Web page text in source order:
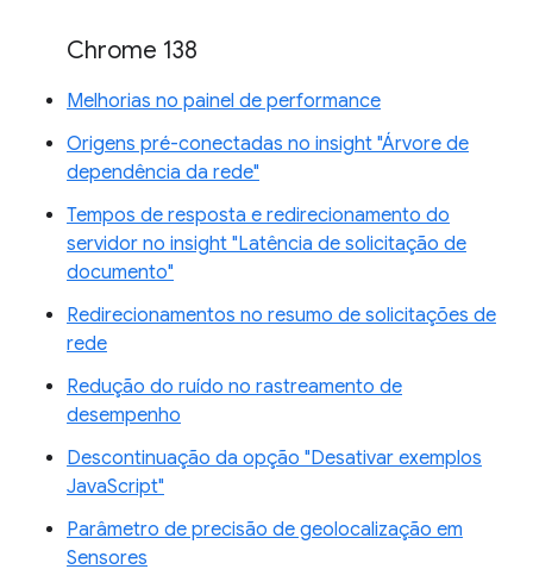
Chrome 138
Melhorias no painel de performance
Origens pré-conectadas no insight "Árvore de
dependência da rede"
Tempos de resposta e redirecionamento do
servidor no insight "Latência de solicitação de
documento"
Redirecionamentos no resumo de solicitações de
rede
Redução do ruído no rastreamento de
desempenho
Descontinuação da opção "Desativar exemplos
JavaScript"
Parâmetro de precisão de geolocalização em
Sensores